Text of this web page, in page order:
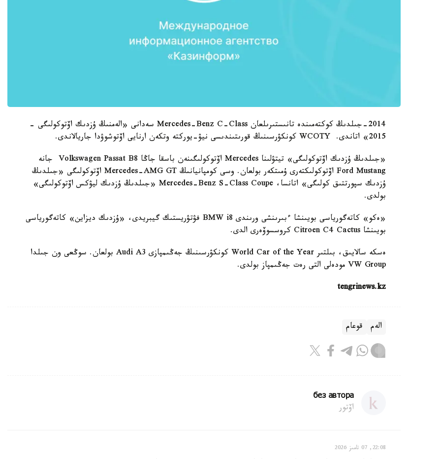
2014-جىلدىڭ كوكتەمىندە تانىستىرىلعان Mercedes-Benz C-Class سەدانى «الەمنىڭ ۇزدىك اۆتوكولىگى -
2015» اتاندى. WCOTY كونكۋرسىنىڭ قورىتىندىسى نيۋ-يوركتە وتكەن ارنايى اۆتوشوۋدا جاريالاندى.
«جىلدىڭ ۇزدىك اۆتوكولىگى» تيتۋلىنا Mercedes اۆتوكولىگىنەن باسقا جاڭا Volkswagen Passat B8 جانە
Ford Mustang اۆتوكولىكتەرى ۇمىتكەر بولعان. وسى كومپانيانىڭ Mercedes-AMG GT اۆتوكولىگى «جىلدىڭ
ۇزدىك سپورتتىق كولىگى» اتانسا، Mercedes-Benz S-Class Coupe «جىلدىڭ ۇزدىك ليۋكس اۆتوكولىگى»
بولدى.
«ەكو» كاتەگورياسى بويىنشا ءبىرىنشى ورىندى BMW i8 فۋتۋريستىك گيبريدى، «ۇزدىك ديزاين» كاتەگورياسى
بويىنشا Citroen C4 Cactus كروسسوۆەرى الدى.
ەسكە سالايىق، بىلتىر World Car of the Year كونكۋرسىنىڭ جەڭىمپازى Audi A3 بولعان. سوڭعى ون جىلدا
VW Group مودەلى التى رەت جەڭىمپاز بولدى.
tengrinews.kz
الەم قوعام
без автора
اۆتور
22:08, 07 تامىز 2026